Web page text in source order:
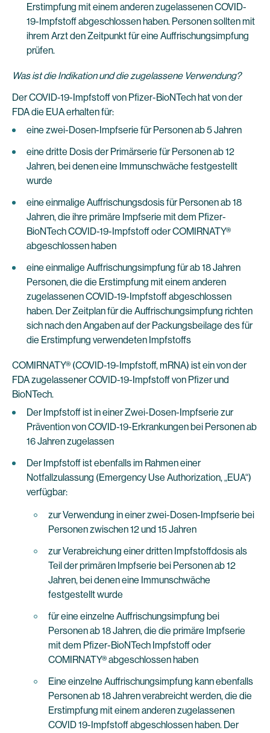
Erstimpfung mit einem anderen zugelassenen COVID-
19-Impfstoff abgeschlossen haben. Personen sollten mit
ihrem Arzt den Zeitpunkt für eine Auffrischungsimpfung
prüfen.
Was ist die Indikation und die zugelassene Verwendung?
Der COVID-19-Impfstoff von Pfizer-BioNTech hat von der
FDA die EUA erhalten für:
eine zwei-Dosen-Impfserie für Personen ab 5 Jahren
eine dritte Dosis der Primärserie für Personen ab 12
Jahren, bei denen eine Immunschwäche festgestellt
wurde
eine einmalige Auffrischungsdosis für Personen ab 18
Jahren, die ihre primäre Impfserie mit dem Pfizer-
BioNTech COVID-19-Impfstoff oder COMIRNATY®
abgeschlossen haben
eine einmalige Auffrischungsimpfung für ab 18 Jahren
Personen, die die Erstimpfung mit einem anderen
zugelassenen COVID-19-Impfstoff abgeschlossen
haben. Der Zeitplan für die Auffrischungsimpfung richten
sich nach den Angaben auf der Packungsbeilage des für
die Erstimpfung verwendeten Impfstoffs
COMIRNATY® (COVID-19-Impfstoff, mRNA) ist ein von der
FDA zugelassener COVID-19-Impfstoff von Pfizer und
BioNTech.
Der Impfstoff ist in einer Zwei-Dosen-Impfserie zur
Prävention von COVID-19-Erkrankungen bei Personen ab
16 Jahren zugelassen
Der Impfstoff ist ebenfalls im Rahmen einer
Notfallzulassung (Emergency Use Authorization, „EUA“)
verfügbar:
zur Verwendung in einer zwei-Dosen-Impfserie bei
Personen zwischen 12 und 15 Jahren
zur Verabreichung einer dritten Impfstoffdosis als
Teil der primären Impfserie bei Personen ab 12
Jahren, bei denen eine Immunschwäche
festgestellt wurde
für eine einzelne Auffrischungsimpfung bei
Personen ab 18 Jahren, die die primäre Impfserie
mit dem Pfizer-BioNTech Impfstoff oder
COMIRNATY® abgeschlossen haben
Eine einzelne Auffrischungsimpfung kann ebenfalls
Personen ab 18 Jahren verabreicht werden, die die
Erstimpfung mit einem anderen zugelassenen
COVID 19-Impfstoff abgeschlossen haben. Der